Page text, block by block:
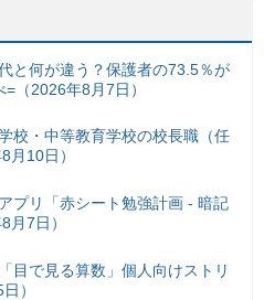
と何が違う？保護者の73.5％が
（2026年8月7日）
校・中等教育学校の校長職（任
月10日）
プリ「赤シート勉強計画 - 暗記
月7日）
目で見る算数」個人向けストリ
）